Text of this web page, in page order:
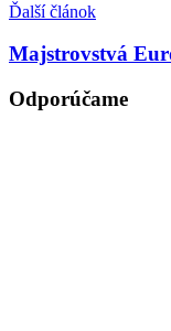
Ďalší článok
Majstrovstvá
Odporúčame